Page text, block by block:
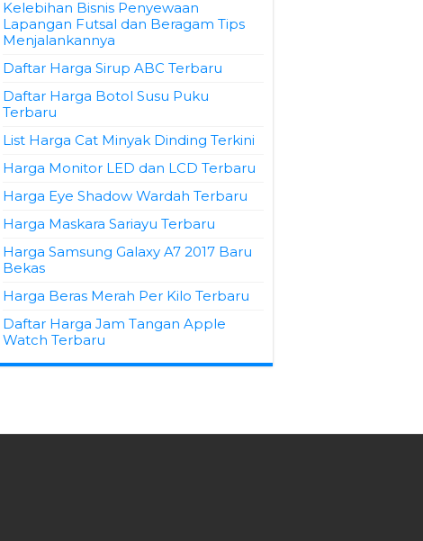
Kelebihan Bisnis Penyewaan
Lapangan Futsal dan Beragam Tips
Menjalankannya
Daftar Harga Sirup ABC Terbaru
Daftar Harga Botol Susu Puku
Terbaru
List Harga Cat Minyak Dinding Terkini
Harga Monitor LED dan LCD Terbaru
Harga Eye Shadow Wardah Terbaru
Harga Maskara Sariayu Terbaru
Harga Samsung Galaxy A7 2017 Baru
Bekas
Harga Beras Merah Per Kilo Terbaru
Daftar Harga Jam Tangan Apple
Watch Terbaru